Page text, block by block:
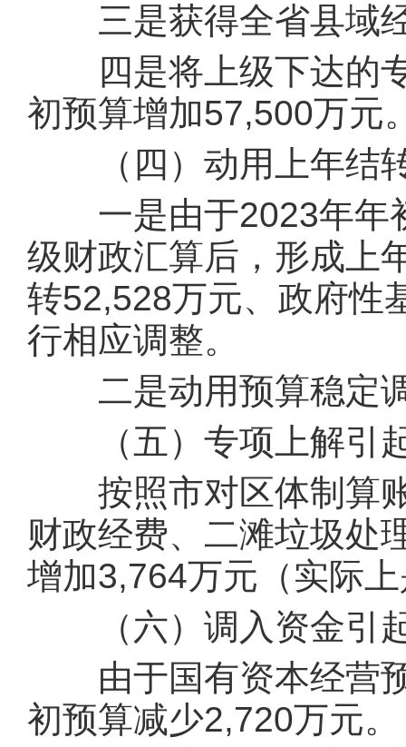
三是获得全省县域经
四是将上级下达的专
初预算增加57,500万元
（四）动用上年结转
一是由于2023年年
级财政汇算后，形成上
转52,528万元、政府性
行相应调整。
二是动用预算稳定调
（五）专项上解引
按照市对区体制算账
财政经费、二滩垃圾处
增加3,764万元（实际
（六）调入资金引
由于国有资本经营预
初预算减少2,720万元。